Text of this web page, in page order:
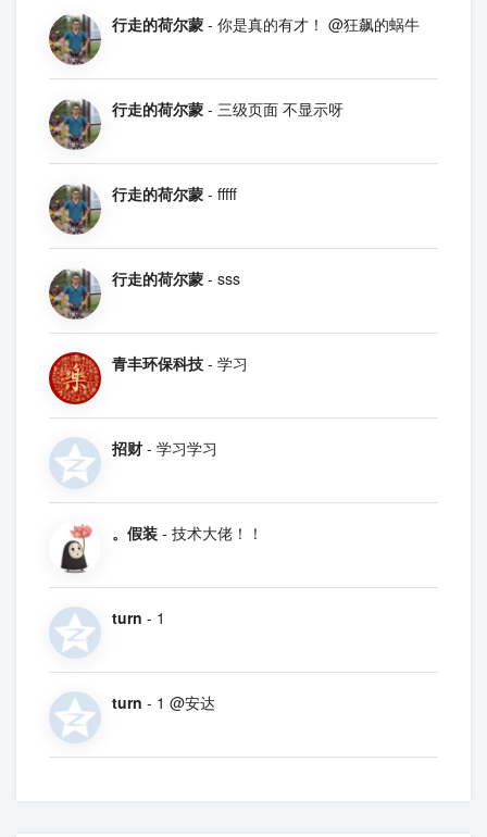
行走的荷尔蒙 - 你是真的有才！ @狂飙的蜗牛
行走的荷尔蒙 - 三级页面 不显示呀
行走的荷尔蒙 - fffff
行走的荷尔蒙 - sss
青丰环保科技 - 学习
招财 - 学习学习
。假装 - 技术大佬！！
turn - 1
turn - 1 @安达